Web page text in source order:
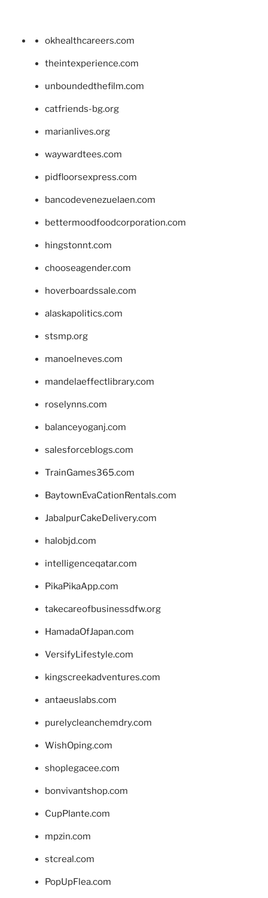
okhealthcareers.com
theintexperience.com
unboundedthefilm.com
catfriends-bg.org
marianlives.org
waywardtees.com
pidfloorsexpress.com
bancodevenezuelaen.com
bettermoodfoodcorporation.com
hingstonnt.com
chooseagender.com
hoverboardssale.com
alaskapolitics.com
stsmp.org
manoelneves.com
mandelaeffectlibrary.com
roselynns.com
balanceyoganj.com
salesforceblogs.com
TrainGames365.com
BaytownEvaCationRentals.com
JabalpurCakeDelivery.com
halobjd.com
intelligenceqatar.com
PikaPikaApp.com
takecareofbusinessdfw.org
HamadaOfJapan.com
VersifyLifestyle.com
kingscreekadventures.com
antaeuslabs.com
purelycleanchemdry.com
WishOping.com
shoplegacee.com
bonvivantshop.com
CupPlante.com
mpzin.com
stcreal.com
PopUpFlea.com